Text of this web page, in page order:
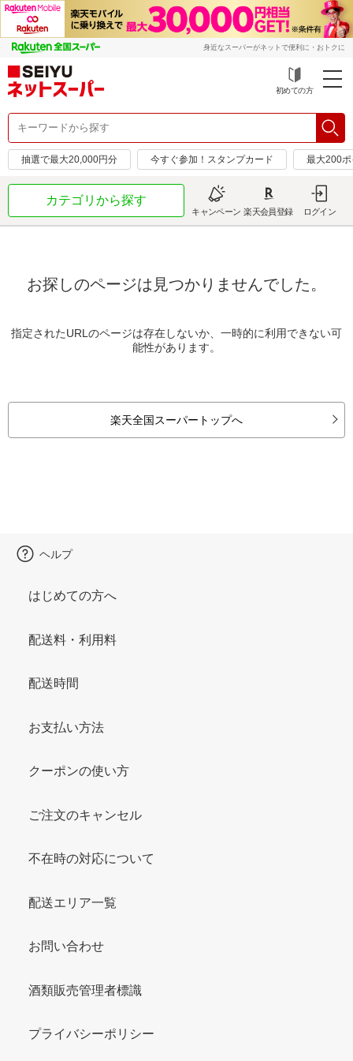
身近なスーパーがネットで便利に・おトクに
初めての方
抽選で最大20,000円分 今すぐ参加！スタンプカード 最大200
カテゴリから探す
キャンペーン 楽天会員登録 ログイン
お探しのページは見つかりませんでした。
指定されたURLのページは存在しないか、一時的に利用できない可
能性があります。
楽天全国スーパートップへ
ヘルプ
はじめての方へ
配送料・利用料
配送時間
お支払い方法
クーポンの使い方
ご注文のキャンセル
不在時の対応について
配送エリア一覧
お問い合わせ
酒類販売管理者標識
プライバシーポリシー